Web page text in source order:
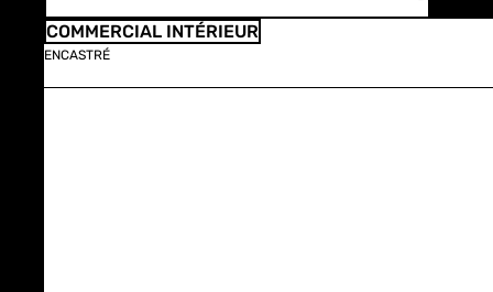
COMMERCIAL INTÉRIEUR
ENCASTRÉ